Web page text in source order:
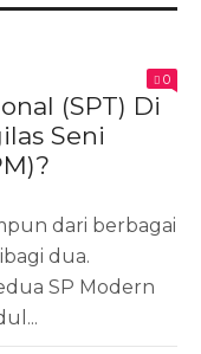
0
(SPT) Di
Seni
dari berbagai
dua.
SP Modern